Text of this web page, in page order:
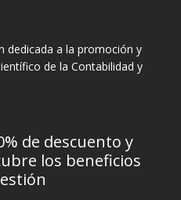
dedicada a la promoción y
de la Contabilidad y
de descuento y
los beneficios